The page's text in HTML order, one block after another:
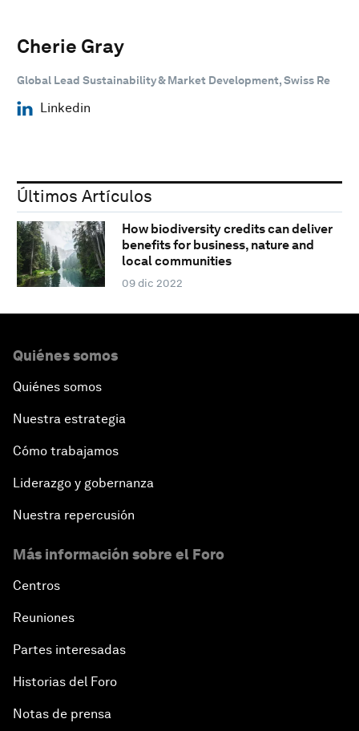
Cherie Gray
Global Lead Sustainability & Market Development, Swiss Re
Linkedin
Últimos Artículos
How biodiversity credits can deliver
benefits for business, nature and
local communities
09 dic 2022
Quiénes somos
Quiénes somos
Nuestra estrategia
Cómo trabajamos
Liderazgo y gobernanza
Nuestra repercusión
Más información sobre el Foro
Centros
Reuniones
Partes interesadas
Historias del Foro
Notas de prensa